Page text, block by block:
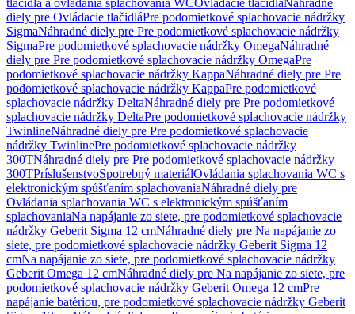
tlačidlá a ovládania splachovania WCOvládacie tlačidláNáhradné
diely pre Ovládacie tlačidláPre podomietkové splachovacie nádržky
SigmaNáhradné diely pre Pre podomietkové splachovacie nádržky
SigmaPre podomietkové splachovacie nádržky OmegaNáhradné
diely pre Pre podomietkové splachovacie nádržky OmegaPre
podomietkové splachovacie nádržky KappaNáhradné diely pre Pre
podomietkové splachovacie nádržky KappaPre podomietkové
splachovacie nádržky DeltaNáhradné diely pre Pre podomietkové
splachovacie nádržky DeltaPre podomietkové splachovacie nádržky
TwinlineNáhradné diely pre Pre podomietkové splachovacie
nádržky TwinlinePre podomietkové splachovacie nádržky
300TNáhradné diely pre Pre podomietkové splachovacie nádržky
300TPríslušenstvoSpotrebný materiálOvládania splachovania WC s
elektronickým spúšťaním splachovaniaNáhradné diely pre
Ovládania splachovania WC s elektronickým spúšťaním
splachovaniaNa napájanie zo siete, pre podomietkové splachovacie
nádržky Geberit Sigma 12 cmNáhradné diely pre Na napájanie zo
siete, pre podomietkové splachovacie nádržky Geberit Sigma 12
cmNa napájanie zo siete, pre podomietkové splachovacie nádržky
Geberit Omega 12 cmNáhradné diely pre Na napájanie zo siete, pre
podomietkové splachovacie nádržky Geberit Omega 12 cmPre
napájanie batériou, pre podomietkové splachovacie nádržky Geberit